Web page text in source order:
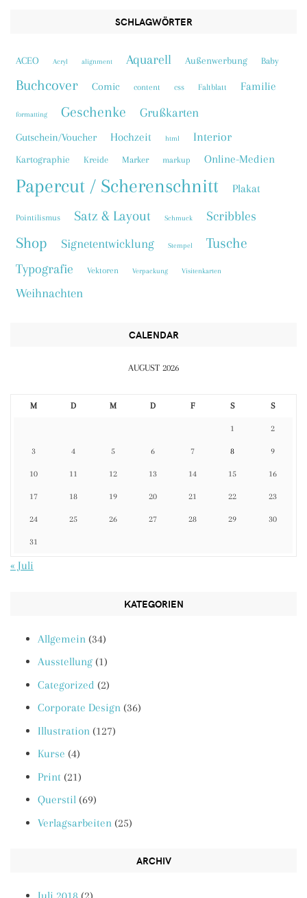
SCHLAGWÖRTER
ACEO Acryl alignment Aquarell Außenwerbung Baby
Buchcover Comic content css Faltblatt Familie
formatting Geschenke Grußkarten
Gutschein/Voucher Hochzeit html Interior
Kartographie Kreide Marker markup Online-Medien
Papercut / Scherenschnitt Plakat
Pointilismus Satz & Layout Schmuck Scribbles
Shop Signetentwicklung Stempel Tusche
Typografie Vektoren Verpackung Visitenkarten
Weihnachten
CALENDAR
AUGUST 2026
M D M D F S S
1 2
3 4 5 6 7 8 9
10 11 12 13 14 15 16
17 18 19 20 21 22 23
24 25 26 27 28 29 30
31
« Juli
KATEGORIEN
Allgemein (34)
Ausstellung (1)
Categorized (2)
Corporate Design (36)
Illustration (127)
Kurse (4)
Print (21)
Querstil (69)
Verlagsarbeiten (25)
ARCHIV